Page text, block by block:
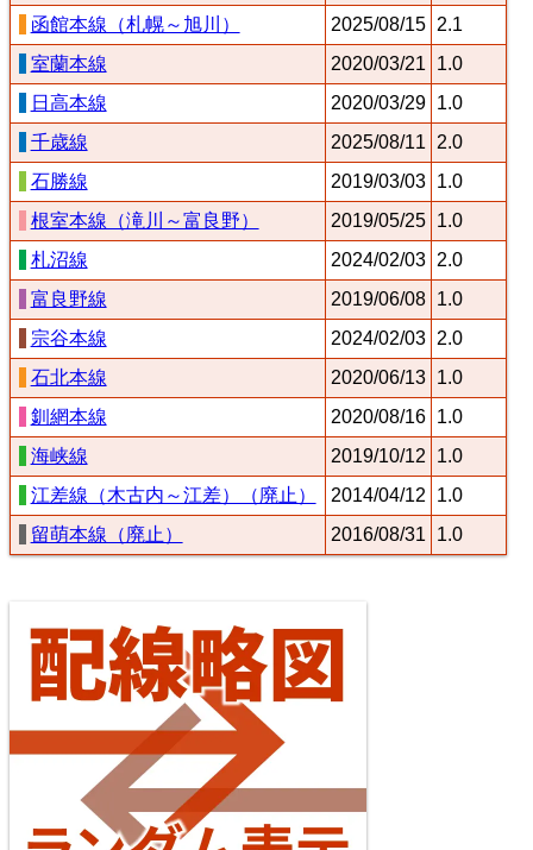
函館本線（札幌～旭川）
2025/08/15 2.1
室蘭本線
2020/03/21
1.0
日高本線
2020/03/29 1.0
千歳線
2025/08/11
2.0
石勝線
2019/03/03 1.0
根室本線（滝川～富良野）
2019/05/25 1.0
札沼線
2024/02/03 2.0
富良野線
2019/06/08 1.0
宗谷本線
2024/02/03 2.0
石北本線
2020/06/13 1.0
釧網本線
2020/08/16 1.0
海峡線
2019/10/12
1.0
江差線（木古内～江差）（廃止）
2014/04/12
1.0
留萌本線（廃止）
2016/08/31 1.0